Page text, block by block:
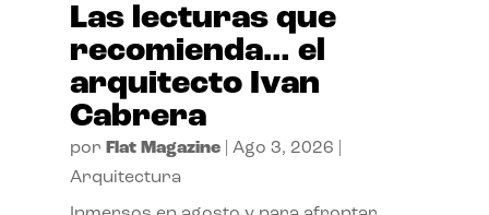
Las lecturas que
recomienda… el
arquitecto Ivan
Cabrera
por Flat Magazine| Ago 3, 2026
Arquitectura